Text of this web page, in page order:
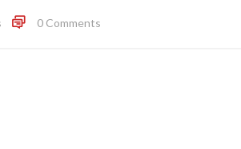
0 Comments